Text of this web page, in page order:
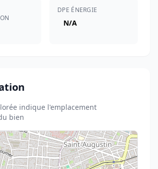
DPE ÉNERGIE
N/A
indique l'emplacement
bien